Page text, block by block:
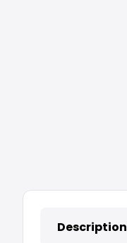
Description